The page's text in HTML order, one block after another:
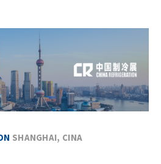
SHANGHAI, CINA